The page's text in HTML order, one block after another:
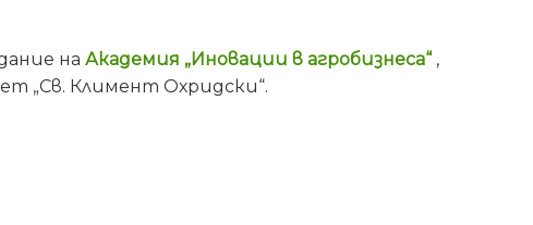
на Академия „Иновации в агробизнеса“ ,
„Св. Климент Охридски“.